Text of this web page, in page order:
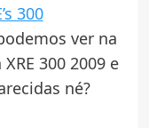
300
ver na
300 2009 e
né?